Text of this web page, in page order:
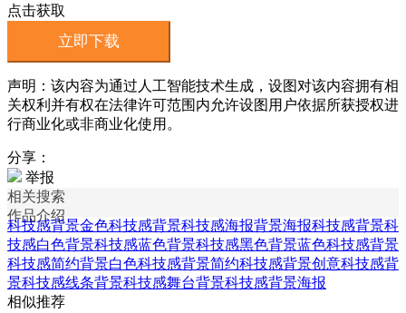
点击获取
立即下载
声明：该内容为通过人工智能技术生成，设图对该内容拥有相
关权利并有权在法律许可范围内允许设图用户依据所获授权进
行商业化或非商业化使用。
分享：
举报
相关搜索
作品介绍
科技感背景金色科技感背景科技感海报背景海报科技感背景科
技感白色背景科技感蓝色背景科技感黑色背景蓝色科技感背景
科技感简约背景白色科技感背景简约科技感背景创意科技感背
景科技感线条背景科技感舞台背景科技感背景海报
相似推荐